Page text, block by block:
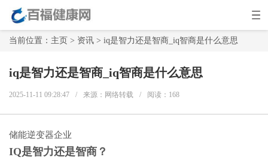
当前位置： 主页 > 资讯 > iq是智力还是智商_iq智商是什么意思
iq是智力还是智商_iq智商是什么意思
2025-11-11 09:28:47 / 来源：网络转载 / 阅读： 168
储能逆变器企业
IQ是智力还是智商？